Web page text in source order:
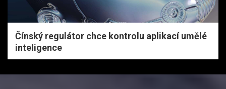
Čínský regulátor chce kontrolu aplikací umělé
inteligence